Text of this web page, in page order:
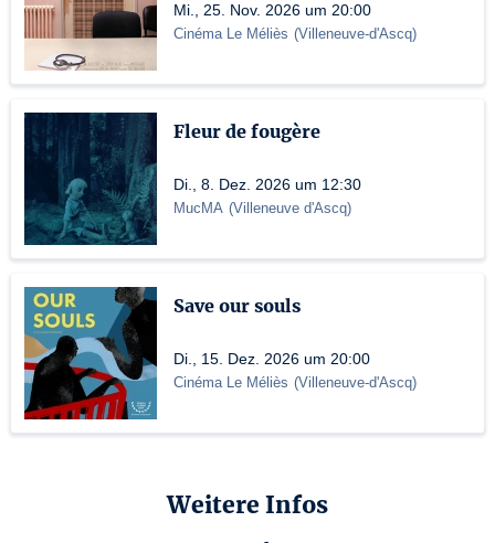
Mi., 25. Nov. 2026 um 20:00
Cinéma Le Méliès (Villeneuve-d'Ascq)
Fleur de fougère
Di., 8. Dez. 2026 um 12:30
MucMA (Villeneuve d'Ascq)
Save our souls
Di., 15. Dez. 2026 um 20:00
Cinéma Le Méliès (Villeneuve-d'Ascq)
Weitere Infos